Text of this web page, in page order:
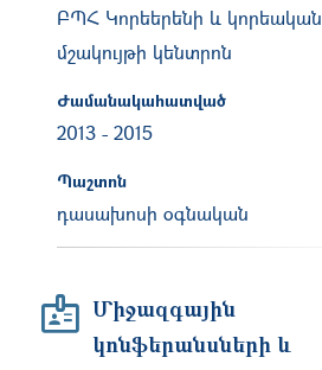
ԲՊՀ Կորեերենի և կորեական
մշակույթի կենտրոն
Ժամանակահատված
2013 - 2015
Պաշտոն
դասախոսի օգնական
Միջազգային
կոնֆերանսների և